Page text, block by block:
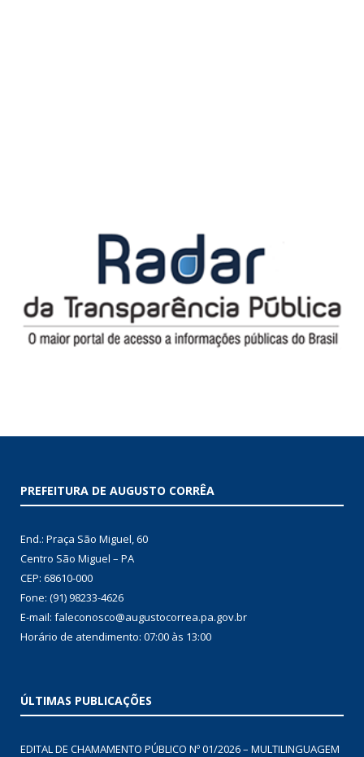
PREFEITURA DE AUGUSTO CORRÊA
End.: Praça São Miguel, 60
Centro São Miguel – PA
CEP: 68610-000
Fone: (91) 98233-4626
E-mail: faleconosco@augustocorrea.pa.gov.br
Horário de atendimento: 07:00 às 13:00
ÚLTIMAS PUBLICAÇÕES
EDITAL DE CHAMAMENTO PÚBLICO Nº 01/2026 – MULTILINGUAGEM